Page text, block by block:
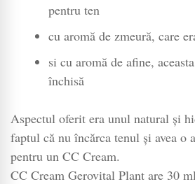
pentru ten
cu aromă de zmeură, care
si cu aromă de afine,
închisă
Aspectul oferit era unul natural și
faptul că nu încărca tenul și avea o
pentru un CC Cream.
CC Cream Gerovital Plant are 30